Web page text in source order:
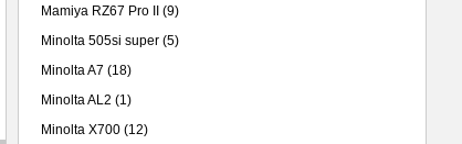
Mamiya RZ67 Pro II
(9)
Minolta 505si super (5)
Minolta A7 (18)
Minolta AL2 (1)
Minolta X700 (12)